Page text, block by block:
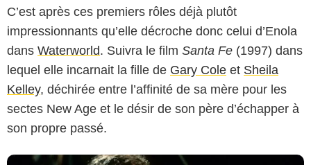
C’est après ces premiers rôles déjà plutôt
impressionnants qu’elle décroche donc celui d’Enola
dans Waterworld. Suivra le film Santa Fe (1997) dans
lequel elle incarnait la fille de Gary Cole et Sheila
Kelley, déchirée entre l’affinité de sa mère pour les
sectes New Age et le désir de son père d’échapper à
son propre passé.